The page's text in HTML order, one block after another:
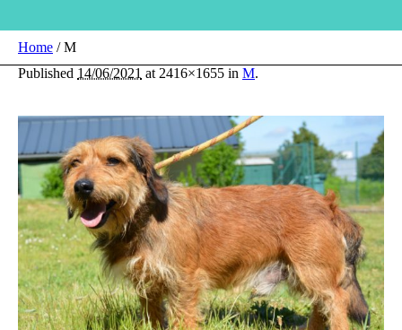
Home /M
Published 14/06/2021 at 2416×1655 in M.